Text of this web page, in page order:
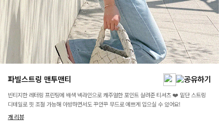
파빌스트링 맨투맨티
빈티지한 레터링 프린팅에 배색 넥라인으로 캐주얼한 포인트 살려준 티셔츠 ❤️ 밑단 스트링
디테일로 핏 조절 가능해 아방하면서도 꾸안꾸 무드로 예쁘게 입으실 수 있어요!
개 리뷰